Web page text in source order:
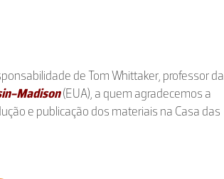
de Tom Whittaker, professor da
Madison(EUA), a quem agradecemos a
e publicação dos materiais na Casa das